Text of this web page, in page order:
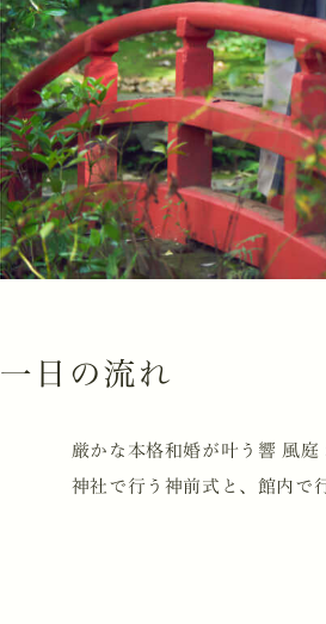
一日の流れ
厳かな本格和婚が叶う響 風庭
神社で行う神前式と、館内で